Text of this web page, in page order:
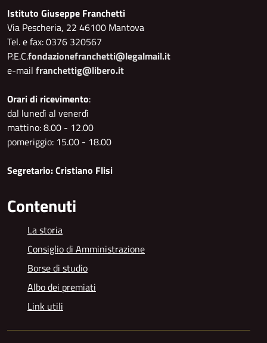
Istituto Giuseppe Franchetti
Via Pescheria, 22 46100 Mantova
Tel. e fax: 0376 320567
P.E.C.fondazionefranchetti@legalmail.it
e-mail franchettig@libero.it
Orari di ricevimento:
dal lunedì al venerdì
mattino: 8.00 - 12.00
pomeriggio: 15.00 - 18.00
Segretario: Cristiano Flisi
Contenuti
La storia
Consiglio di Amministrazione
Borse di studio
Albo dei premiati
Link utili